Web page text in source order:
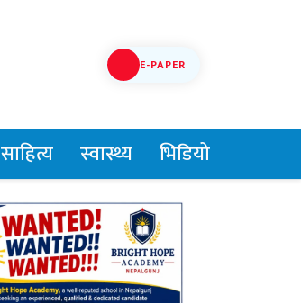
E-PAPER
साहित्य स्वास्थ्य भिडियो